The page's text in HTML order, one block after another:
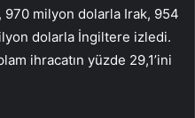
970 milyon dolarla Irak, 954
dolarla İngiltere izledi.
ihracatın yüzde 29,1’ini